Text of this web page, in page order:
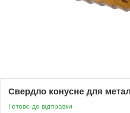
Свердло конусне для
Готово до відправки